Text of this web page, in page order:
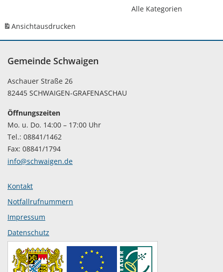
Alle Kategorien
Ansichtausdrucken
Gemeinde Schwaigen
Aschauer Straße 26
82445 SCHWAIGEN-GRAFENASCHAU
Öffnungszeiten
Mo. u. Do. 14:00 – 17:00 Uhr
Tel.: 08841/1462
Fax: 08841/1794
info@schwaigen.de
Kontakt
Notfallrufnummern
Impressum
Datenschutz